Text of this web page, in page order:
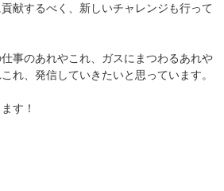
献するべく、新しいチャレンジも行って
事のあれやこれ、ガスにまつわるあれや
れ、発信していきたいと思っています。
す！